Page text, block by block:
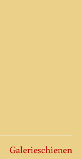
Galerieschienen